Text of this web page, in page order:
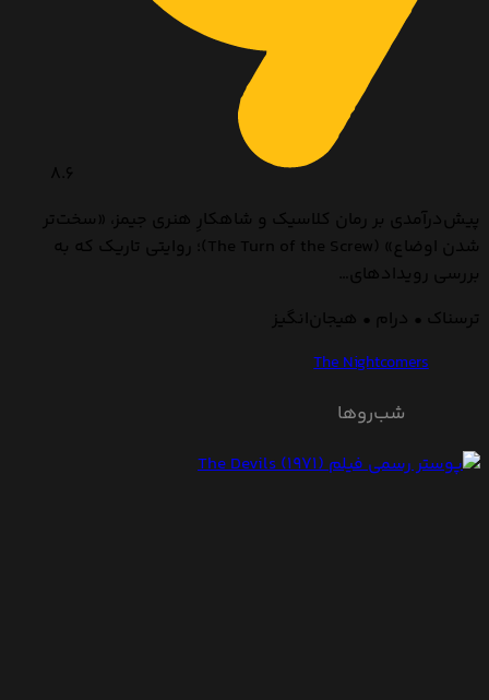
8.6
پیش‌درآمدی بر رمان کلاسیک و شاهکارِ هنری جیمز، «سخت‌تر
شدن اوضاع» (The Turn of the Screw)؛ روایتی تاریک که به
بررسی رویدادهای…
ترسناک • درام • هیجان‌انگیز
The Nightcomers
شب‌روها